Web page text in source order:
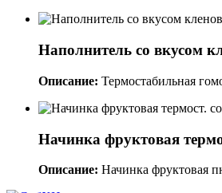
Наполнитель со вкусом
Описание: Термостабильная
Начинка фруктовая
Описание: Начинка фруктовая